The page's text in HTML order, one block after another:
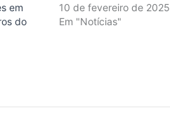
em
do
10 de fevereiro de 2025
Em "Notícias"